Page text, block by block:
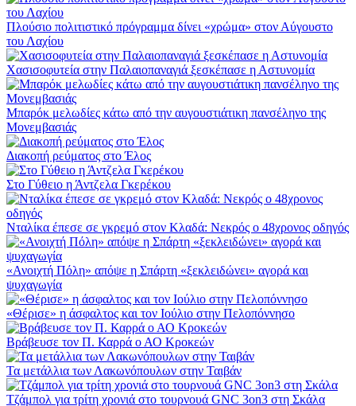
Πλούσιο πολιτιστικό πρόγραμμα δίνει «χρώμα» στον Αύγουστο
του Λαχίου
Χασισοφυτεία στην Παλαιοπαναγιά ξεσκέπασε η Αστυνομία
Μπαρόκ μελωδίες κάτω από την αυγουστιάτικη πανσέληνο της
Μονεμβασιάς
Διακοπή ρεύματος στο Έλος
Στο Γύθειο η Άντζελα Γκερέκου
Νταλίκα έπεσε σε γκρεμό στον Κλαδά: Νεκρός ο 48χρονος οδηγός
«Ανοιχτή Πόλη» απόψε η Σπάρτη «ξεκλειδώνει» αγορά και
ψυχαγωγία
«Θέρισε» η άσφαλτος και τον Ιούλιο στην Πελοπόννησο
Βράβευσε τον Π. Καρρά ο ΑΟ Κροκεών
Τα μετάλλια των Λακωνόπουλων στην Ταιβάν
Τζάμπολ για τρίτη χρονιά στο τουρνουά GNC 3on3 στη Σκάλα